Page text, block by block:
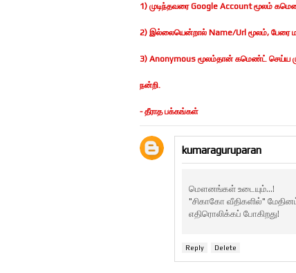
1) முடிந்தவரை Google Account மூலம்
2) இல்லையென்றால் Name/Url மூலம், பேரை
3) Anonymous மூலம்தான் கமெண்ட் செய்ய
நன்றி.
- தீராத பக்கங்கள்
kumaraguruparan
மௌனங்கள் உடையும்...!
"சிகாகோ வீதிகளில்"
எதிரொலிக்கப் போகிறது!
Reply Delete